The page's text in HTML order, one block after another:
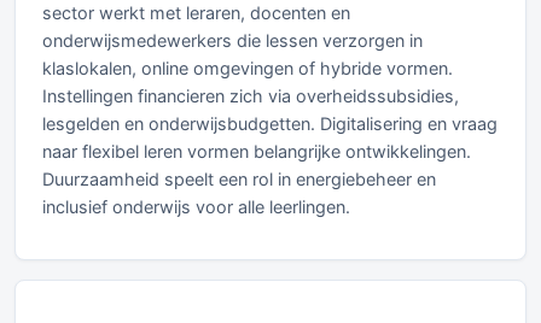
sector werkt met leraren, docenten en
onderwijsmedewerkers die lessen verzorgen in
klaslokalen, online omgevingen of hybride vormen.
Instellingen financieren zich via overheidssubsidies,
lesgelden en onderwijsbudgetten. Digitalisering en vraag
naar flexibel leren vormen belangrijke ontwikkelingen.
Duurzaamheid speelt een rol in energiebeheer en
inclusief onderwijs voor alle leerlingen.